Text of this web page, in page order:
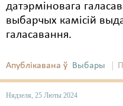
датэрміновага
выбарчых камісій
галасавання.
Апублікавана ў Выбары
Нядзеля, 25 Люты 2024